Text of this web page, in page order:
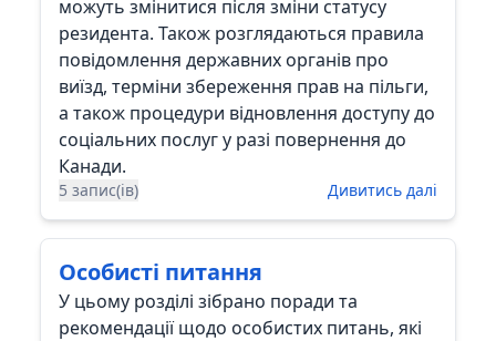
можуть змінитися після зміни статусу
резидента. Також розглядаються правила
повідомлення державних органів про
виїзд, терміни збереження прав на пільги,
а також процедури відновлення доступу до
соціальних послуг у разі повернення до
Канади.
5 запис(ів) Дивитись далі
Особисті питання
У цьому розділі зібрано поради та
рекомендації щодо особистих питань, які